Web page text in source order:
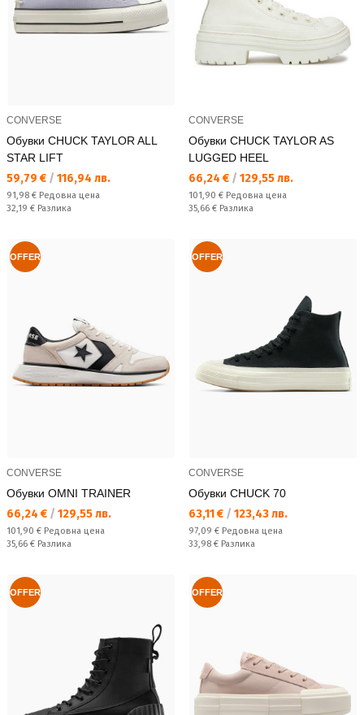
CONVERSE
Обувки CHUCK TAYLOR ALL
STAR LIFT
Текуща цена:
59,79 € / 116,94 лв.
Редовна цена:
91,98 € Редовна цена
Спестявате:
32,19 € Разлика
CONVERSE
Обувки CHUCK TAYLOR AS
LUGGED HEEL
Текуща цена:
66,24 € / 129,55 лв.
Редовна цена:
101,90 € Редовна цена
Спестявате:
35,66 € Разлика
OFFER
CONVERSE
Обувки OMNI TRAINER
Текуща цена:
66,24 € / 129,55 лв.
Редовна цена:
101,90 € Редовна цена
Спестявате:
35,66 € Разлика
OFFER
CONVERSE
Обувки CHUCK 70
Текуща цена:
63,11 € / 123,43 лв.
Редовна цена:
97,09 € Редовна цена
Спестявате:
33,98 € Разлика
OFFER OFFER